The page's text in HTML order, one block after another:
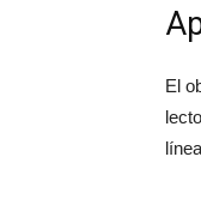
El